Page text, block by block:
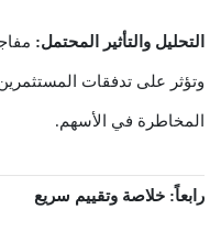
التحليل والتأثير المحتمل:
وتؤثر على تدفقات
المخاطرة في الأسهم.
رابعاً: خلاصة وتقييم سريع